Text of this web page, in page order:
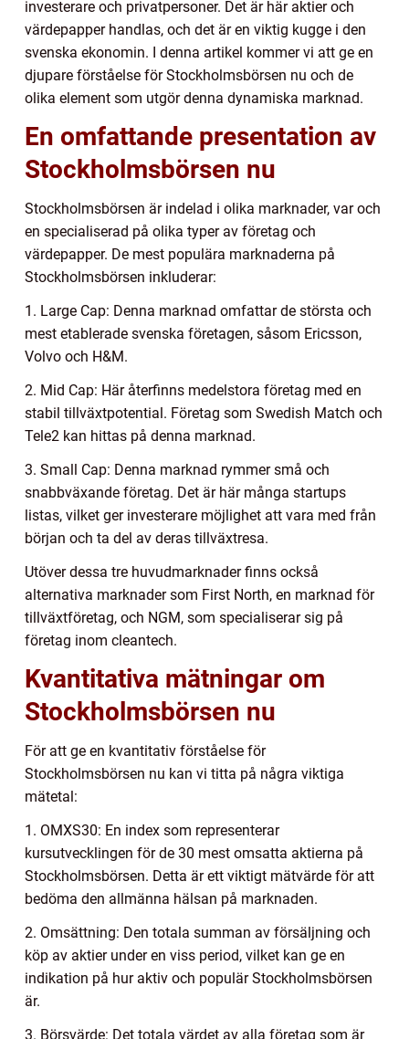
investerare och privatpersoner. Det är här aktier och
värdepapper handlas, och det är en viktig kugge i den
svenska ekonomin. I denna artikel kommer vi att ge en
djupare förståelse för Stockholmsbörsen nu och de
olika element som utgör denna dynamiska marknad.
En omfattande presentation av
Stockholmsbörsen nu
Stockholmsbörsen är indelad i olika marknader, var och
en specialiserad på olika typer av företag och
värdepapper. De mest populära marknaderna på
Stockholmsbörsen inkluderar:
1. Large Cap: Denna marknad omfattar de största och
mest etablerade svenska företagen, såsom Ericsson,
Volvo och H&M.
2. Mid Cap: Här återfinns medelstora företag med en
stabil tillväxtpotential. Företag som Swedish Match och
Tele2 kan hittas på denna marknad.
3. Small Cap: Denna marknad rymmer små och
snabbväxande företag. Det är här många startups
listas, vilket ger investerare möjlighet att vara med från
början och ta del av deras tillväxtresa.
Utöver dessa tre huvudmarknader finns också
alternativa marknader som First North, en marknad för
tillväxtföretag, och NGM, som specialiserar sig på
företag inom cleantech.
Kvantitativa mätningar om
Stockholmsbörsen nu
För att ge en kvantitativ förståelse för
Stockholmsbörsen nu kan vi titta på några viktiga
mätetal:
1. OMXS30: En index som representerar
kursutvecklingen för de 30 mest omsatta aktierna på
Stockholmsbörsen. Detta är ett viktigt mätvärde för att
bedöma den allmänna hälsan på marknaden.
2. Omsättning: Den totala summan av försäljning och
köp av aktier under en viss period, vilket kan ge en
indikation på hur aktiv och populär Stockholmsbörsen
är.
3. Börsvärde: Det totala värdet av alla företag som är